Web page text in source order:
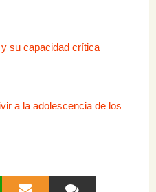
su capacidad crítica
a la adolescencia de los